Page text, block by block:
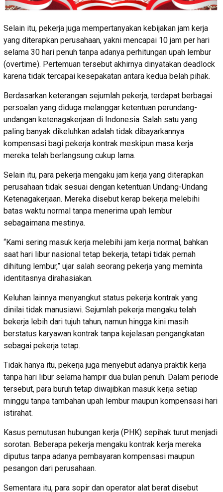
Selain itu, pekerja juga mempertanyakan kebijakan jam kerja
yang diterapkan perusahaan, yakni mencapai 10 jam per hari
selama 30 hari penuh tanpa adanya perhitungan upah lembur
(overtime). Pertemuan tersebut akhirnya dinyatakan deadlock
karena tidak tercapai kesepakatan antara kedua belah pihak.
Berdasarkan keterangan sejumlah pekerja, terdapat berbagai
persoalan yang diduga melanggar ketentuan perundang-
undangan ketenagakerjaan di Indonesia. Salah satu yang
paling banyak dikeluhkan adalah tidak dibayarkannya
kompensasi bagi pekerja kontrak meskipun masa kerja
mereka telah berlangsung cukup lama.
Selain itu, para pekerja mengaku jam kerja yang diterapkan
perusahaan tidak sesuai dengan ketentuan Undang-Undang
Ketenagakerjaan. Mereka disebut kerap bekerja melebihi
batas waktu normal tanpa menerima upah lembur
sebagaimana mestinya.
“Kami sering masuk kerja melebihi jam kerja normal, bahkan
saat hari libur nasional tetap bekerja, tetapi tidak pernah
dihitung lembur,” ujar salah seorang pekerja yang meminta
identitasnya dirahasiakan.
Keluhan lainnya menyangkut status pekerja kontrak yang
dinilai tidak manusiawi. Sejumlah pekerja mengaku telah
bekerja lebih dari tujuh tahun, namun hingga kini masih
berstatus karyawan kontrak tanpa kejelasan pengangkatan
sebagai pekerja tetap.
Tidak hanya itu, pekerja juga menyebut adanya praktik kerja
tanpa hari libur selama hampir dua bulan penuh. Dalam periode
tersebut, para buruh tetap diwajibkan masuk kerja setiap
minggu tanpa tambahan upah lembur maupun kompensasi hari
istirahat.
Kasus pemutusan hubungan kerja (PHK) sepihak turut menjadi
sorotan. Beberapa pekerja mengaku kontrak kerja mereka
diputus tanpa adanya pembayaran kompensasi maupun
pesangon dari perusahaan.
Sementara itu, para sopir dan operator alat berat disebut